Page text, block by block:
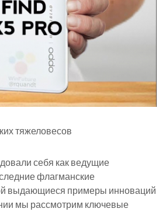
тяжеловесов
себя как ведущие
флагманские
выдающиеся примеры инноваций
мы рассмотрим ключевые